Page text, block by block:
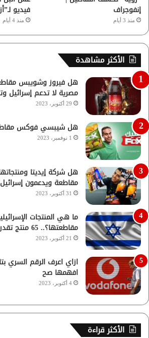
إنفوجراف
منذ 3 أيام
فيديو
منذ 4 أيام
الأكثر مشاهدة
هل فيروز وشويبس
مصرية لا تدعم إسرائيل
29 أكتوبر، 2023
هل شيبسي فوكس
1 نوفمبر، 2023
هل شركة إيديتا
مقاطعة ويدعمون
31 أكتوبر، 2023
ما هي المنتجات
مقاطعتها؟.. 65 منتج تقدر تستغنى عنهم
21 أكتوبر، 2023
ازاي اعرف الرقم السري
افهمها صح
4 أكتوبر، 2023
الأكثر قراءة